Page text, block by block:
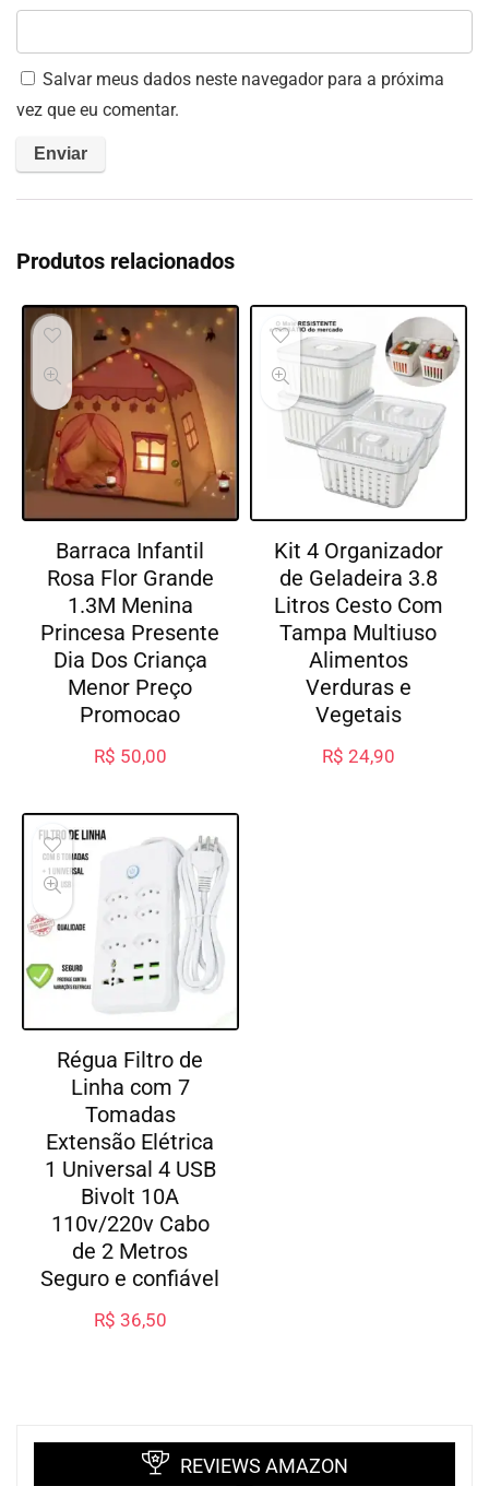
Salvar meus dados neste navegador para a próxima
vez que eu comentar.
Produtos relacionados
Barraca Infantil
Rosa Flor Grande
1.3M Menina
Princesa Presente
Dia Dos Criança
Menor Preço
Promocao
R$ 50,00
Kit 4 Organizador
de Geladeira 3.8
Litros Cesto Com
Tampa Multiuso
Alimentos
Verduras e
Vegetais
R$ 24,90
Régua Filtro de
Linha com 7
Tomadas
Extensão Elétrica
1 Universal 4 USB
Bivolt 10A
110v/220v Cabo
de 2 Metros
Seguro e confiável
R$ 36,50
REVIEWS AMAZON